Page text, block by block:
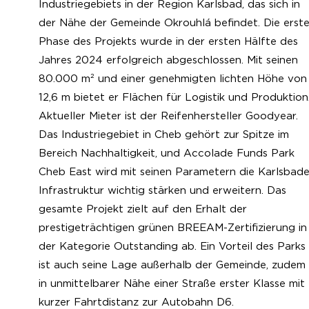
Industriegebiets in der Region Karlsbad, das sich in
der Nähe der Gemeinde Okrouhlá befindet. Die erste
Phase des Projekts wurde in der ersten Hälfte des
Jahres 2024 erfolgreich abgeschlossen. Mit seinen
80.000 m² und einer genehmigten lichten Höhe von
12,6 m bietet er Flächen für Logistik und Produktion.
Aktueller Mieter ist der Reifenhersteller Goodyear.
Das Industriegebiet in Cheb gehört zur Spitze im
Bereich Nachhaltigkeit, und Accolade Funds Park
Cheb East wird mit seinen Parametern die
Infrastruktur wichtig stärken und erweitern. Das
gesamte Projekt zielt auf den Erhalt der
prestigeträchtigen grünen BREEAM-Zertifizierung in
der Kategorie Outstanding ab. Ein Vorteil des Parks
ist auch seine Lage außerhalb der Gemeinde, zudem
in unmittelbarer Nähe einer Straße erster Klasse mit
kurzer Fahrtdistanz zur Autobahn D6.